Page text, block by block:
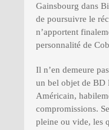
Gainsbourg dans
de poursuivre le
n’apportent
personnalité de
Il n’en demeure
un bel objet de BD
Américain,
compromissions.
pleine ou vide, les